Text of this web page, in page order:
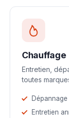
Chauffage
Entretien,
toutes
Entretien